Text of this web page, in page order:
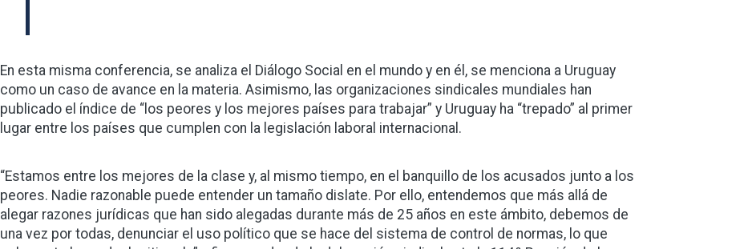
En esta misma conferencia, se analiza el Diálogo Social en el mundo y en él, se menciona a Uruguay
como un caso de avance en la materia. Asimismo, las organizaciones sindicales mundiales han
publicado el índice de “los peores y los mejores países para trabajar” y Uruguay ha “trepado” al primer
lugar entre los países que cumplen con la legislación laboral internacional.
“Estamos entre los mejores de la clase y, al mismo tiempo, en el banquillo de los acusados junto a los
peores. Nadie razonable puede entender un tamaño dislate. Por ello, entendemos que más allá de
alegar razones jurídicas que han sido alegadas durante más de 25 años en este ámbito, debemos de
una vez por todas, denunciar el uso político que se hace del sistema de control de normas, lo que